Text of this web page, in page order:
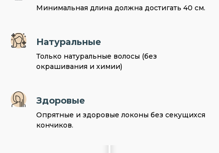
Минимальная длина должна достигать 40 см.
Натуральные
Только натуральные волосы (без
окрашивания и химии)
Здоровые
Опрятные и здоровые локоны без секущихся
кончиков.